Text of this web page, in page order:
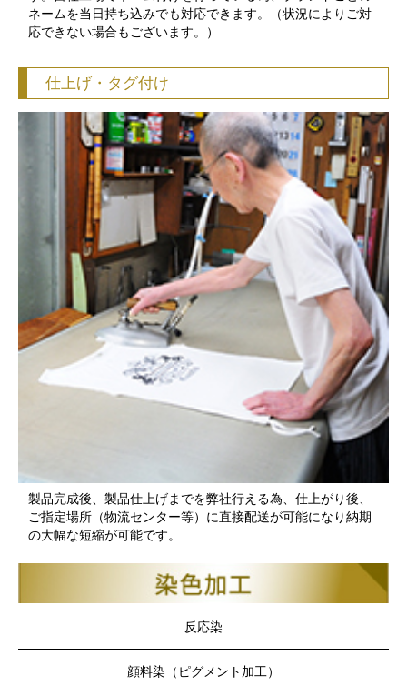
ネームを当日持ち込みでも対応できます。（状況によりご対
応できない場合もございます。）
仕上げ・タグ付け
製品完成後、製品仕上げまでを弊社行える為、仕上がり後、
ご指定場所（物流センター等）に直接配送が可能になり納期
の大幅な短縮が可能です。
反応染
顔料染（ピグメント加工）